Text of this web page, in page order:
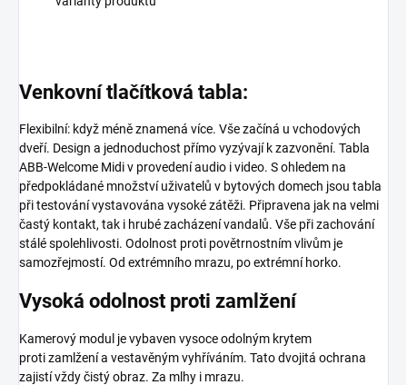
Venkovní tlačítková tabla:
Flexibilní: když méně znamená více. Vše začíná u vchodových
dveří. Design a jednoduchost přímo vyzývají k zazvonění. Tabla
ABB-Welcome Midi v provedení audio i video. S ohledem na
předpokládané množství uživatelů v bytových domech jsou tabla
při testování vystavována vysoké zátěži. Připravena jak na velmi
častý kontakt, tak i hrubé zacházení vandalů. Vše při zachování
stálé spolehlivosti. Odolnost proti povětrnostním vlivům je
samozřejmostí. Od extrémního mrazu, po extrémní horko.
Vysoká odolnost proti zamlžení
Kamerový modul je vybaven vysoce odolným krytem
proti zamlžení a vestavěným vyhříváním. Tato dvojitá ochrana
zajistí vždy čistý obraz. Za mlhy i mrazu.